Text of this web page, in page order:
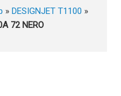
» DESIGNJET T1100 »
72 NERO